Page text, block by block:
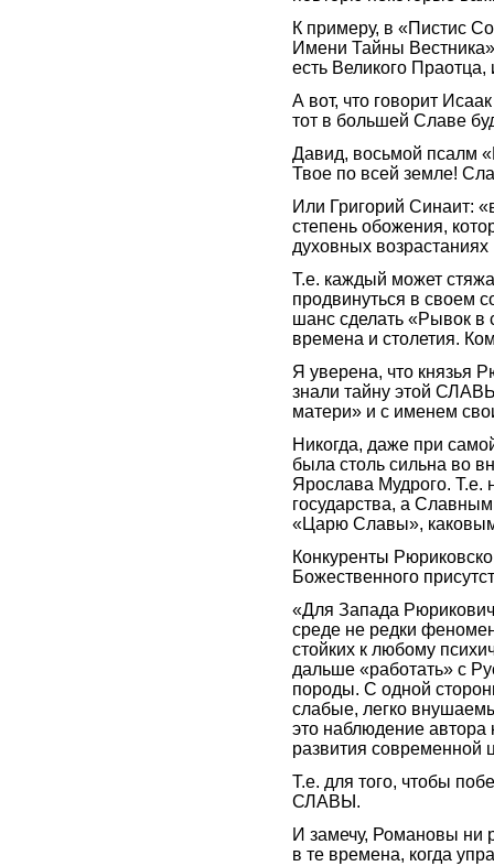
К примеру, в «Пистис
Имени Тайны
есть Великого
А вот, что говорит
тот в большей Славе
Давид, восьмой псалм
Твое по всей земле!
Или Григорий Синаит:
степень обожения,
духовных
Т.е. каждый может
продвинуться в своем
шанс сделать «Рывок
времена и столетия.
Я уверена, что князья
знали тайну этой
матери» и с именем
Никогда, даже при
была столь сильна во
Ярослава Мудрого. Т.е.
государства, а
«Царю Славы»,
Конкуренты
Божественного
«Для Запада
среде не редки
стойких к любому
дальше «работать» с
породы. С одной
слабые, легко
это наблюдение автора
развития современной
Т.е. для того, чтобы
СЛАВЫ.
И замечу, Романовы ни
в те времена, когда